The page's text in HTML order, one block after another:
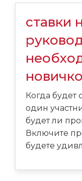
ставки
Когда будет
один
будет ли
Включите
будете